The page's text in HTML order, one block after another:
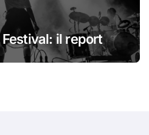
il report